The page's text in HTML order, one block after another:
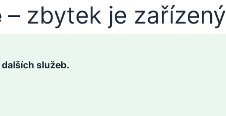
– zbytek je zařízený
služeb.